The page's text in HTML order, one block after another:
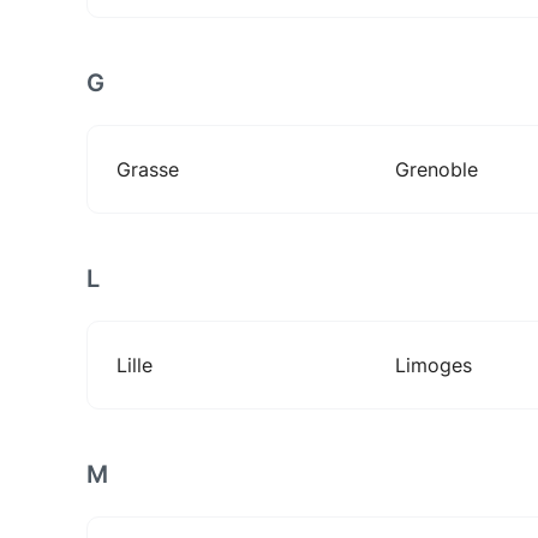
G
Grasse Grenoble
L
Lille Limoges
M